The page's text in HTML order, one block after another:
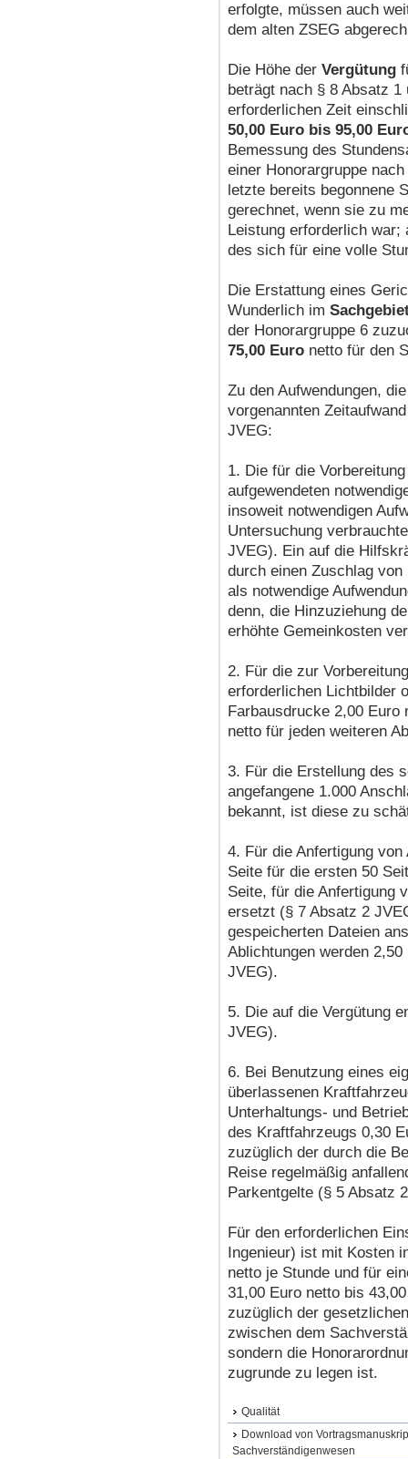
erfolgte, müssen auch
dem alten ZSEG
Die Höhe der Vergütung
beträgt nach § 8 Absatz
erforderlichen Zeit
50,00 Euro bis 95,00
Bemessung des
einer Honorargruppe
letzte bereits begonnene
gerechnet, wenn sie zu
Leistung erforderlich war;
des sich für eine volle
Die Erstattung eines
Wunderlich im
der Honorargruppe 6
75,00 Euro netto für den
Zu den Aufwendungen,
vorgenannten
JVEG:
1. Die für die
aufgewendeten
insoweit notwendigen
Untersuchung
JVEG). Ein auf die
durch einen Zuschlag
als notwendige
denn, die Hinzuziehung
erhöhte Gemeinkosten
2. Für die zur
erforderlichen Lichtbilder
Farbausdrucke 2,00 Euro
netto für jeden weiteren
3. Für die Erstellung des
angefangene 1.000
bekannt, ist diese zu
4. Für die Anfertigung
Seite für die ersten 50
Seite, für die Anfertigung
ersetzt (§ 7 Absatz 2
gespeicherten Dateien
Ablichtungen werden
JVEG).
5. Die auf die Vergütung
JVEG).
6. Bei Benutzung eines
überlassenen
Unterhaltungs- und
des Kraftfahrzeugs 0,30
zuzüglich der durch die
Reise regelmäßig
Parkentgelte (§ 5 Absatz
Für den erforderlichen
Ingenieur) ist mit Kosten
netto je Stunde und für
31,00 Euro netto bis
zuzüglich der
zwischen dem
sondern die
zugrunde zu legen ist.
Qualität
Download von
Sachverständigenwesen